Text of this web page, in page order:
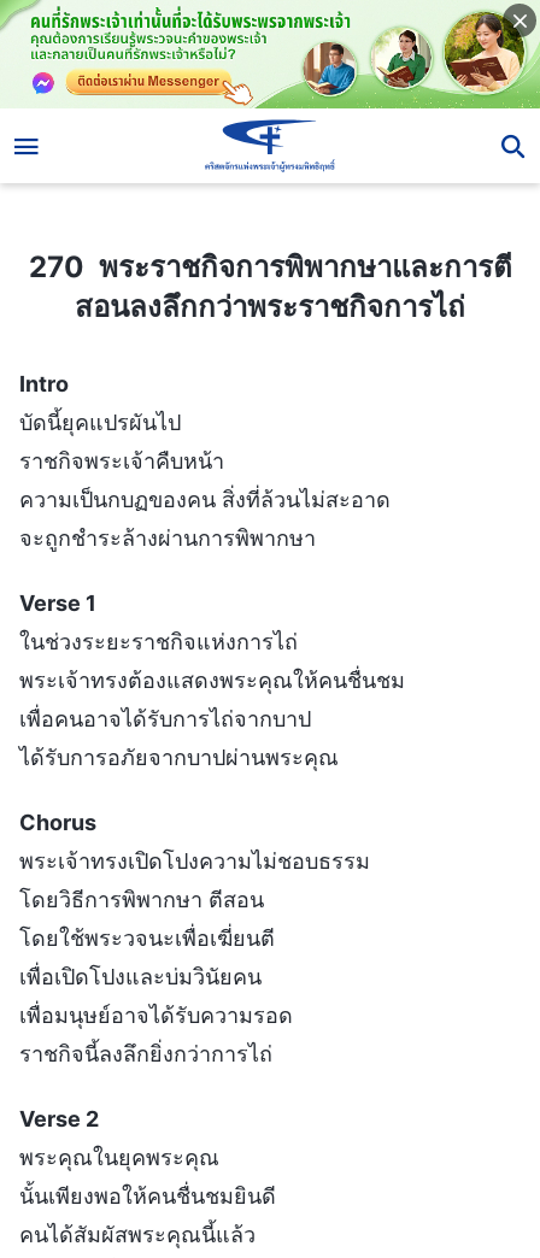
270 พระราชกิจการพิพากษาและการตี
สอนลงลึกกว่าพระราชกิจการไถ่
Intro
บัดนี้ยุคแปรผันไป
ราชกิจพระเจ้าคืบหน้า
ความเป็นกบฏของคน สิ่งที่ล้วนไม่สะอาด
จะถูกชำระล้างผ่านการพิพากษา
Verse 1
ในช่วงระยะราชกิจแห่งการไถ่
พระเจ้าทรงต้องแสดงพระคุณให้คนชื่นชม
เพื่อคนอาจได้รับการไถ่จากบาป
ได้รับการอภัยจากบาปผ่านพระคุณ
Chorus
พระเจ้าทรงเปิดโปงความไม่ชอบธรรม
โดยวิธีการพิพากษา ตีสอน
โดยใช้พระวจนะเพื่อเฆี่ยนตี
เพื่อเปิดโปงและบ่มวินัยคน
เพื่อมนุษย์อาจได้รับความรอด
ราชกิจนี้ลงลึกยิ่งกว่าการไถ่
Verse 2
พระคุณในยุคพระคุณ
นั้นเพียงพอให้คนชื่นชมยินดี
คนได้สัมผัสพระคุณนี้แล้ว